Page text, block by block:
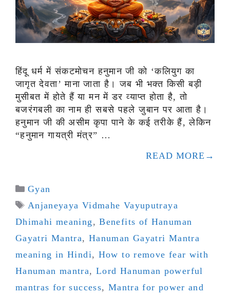
हिंदू धर्म में संकटमोचन हनुमान जी को ‘कलियुग का
जागृत देवता’ माना जाता है। जब भी भक्त किसी बड़ी
मुसीबत में होते हैं या मन में डर व्याप्त होता है, तो
बजरंगबली का नाम ही सबसे पहले जुबान पर आता है।
हनुमान जी की असीम कृपा पाने के कई तरीके हैं, लेकिन
“हनुमान गायत्री मंत्र” …
READ MORE
Categories
Gyan
Tags
Anjaneyaya Vidmahe Vayuputraya
Dhimahi meaning ,Benefits of Hanuman
Gayatri Mantra, Hanuman Gayatri Mantra
meaning in Hindi, How to remove fear with
Hanuman mantra, Lord Hanuman powerful
mantras for success, Mantra for power and